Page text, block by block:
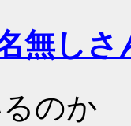
無しさ
のか